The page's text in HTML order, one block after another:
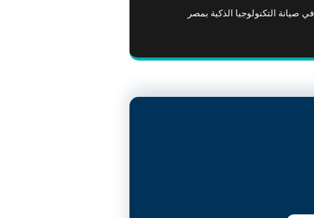
في صيانة التكنولوجيا الذكية بمصر